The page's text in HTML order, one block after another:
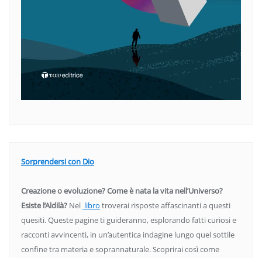
Sorprendersi con Dio
Creazione o evoluzione? Come è nata la vita nell’Universo?
Esiste l’Aldilà? Nel libro troverai risposte affascinanti a questi
quesiti. Queste pagine ti guideranno, esplorando fatti curiosi e
racconti avvincenti, in un’autentica indagine lungo quel sottile
confine tra materia e soprannaturale. Scoprirai così come